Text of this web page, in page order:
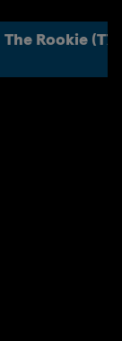
The Rookie (T7)